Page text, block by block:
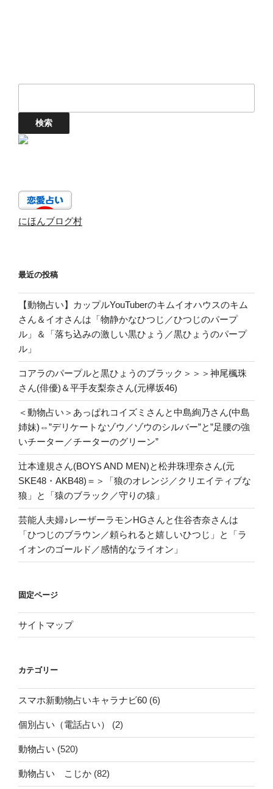
にほんブログ村
最近の投稿
【動物占い】カップルYouTuberのキムイオハウスのキム
さん＆イオさんは「物静かなひつじ／ひつじのパープ
ル」＆「落ち込みの激しい黒ひょう／黒ひょうのパープ
ル」
コアラのパープルと黒ひょうのブラック＞＞＞神尾楓珠
さん(俳優)＆平手友梨奈さん(元欅坂46)
＜動物占い＞あっぱれコイズミさんと中島絢乃さん(中島
姉妹)⇔”デリケートなゾウ／ゾウのシルバー”と”足腰の強
いチーター／チーターのグリーン”
辻本達規さん(BOYS AND MEN)と松井珠理奈さん(元
SKE48・AKB48)＝＞「狼のオレンジ／クリエイティブな
狼」と「猿のブラック／守りの猿」
芸能人夫婦♪レーザーラモンHGさんと住谷杏奈さんは
「ひつじのブラウン／頼られると嬉しいひつじ」と「ラ
イオンのゴールド／感情的なライオン」
固定ページ
サイトマップ
カテゴリー
スマホ新動物占いキャラナビ60 (6)
個別占い（電話占い） (2)
動物占い (520)
動物占い こじか (82)